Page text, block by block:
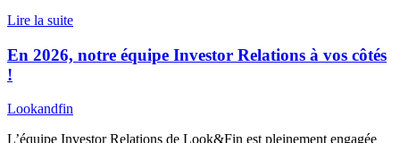
Lire la suite
En 2026, notre équipe Investor Relations à vos côtés
!
Lookandfin
L’équipe Investor Relations de Look&Fin est pleinement engagée